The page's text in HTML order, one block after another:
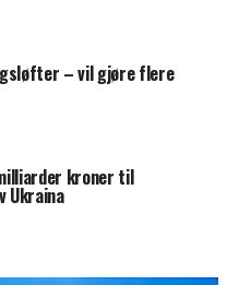
– vil gjøre flere
kroner til
Ukraina